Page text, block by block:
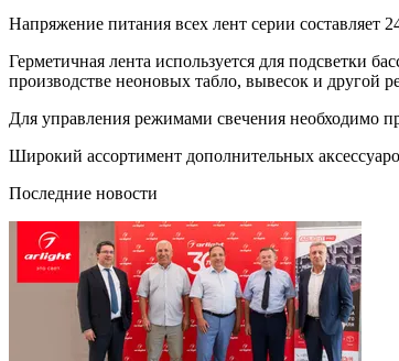
Напряжение питания всех лент серии
Герметичная лента используется для подсветки
производстве неоновых табло, вывесок и другой
Для управления режимами свечения необходимо
Широкий ассортимент дополнительных
Последние новости